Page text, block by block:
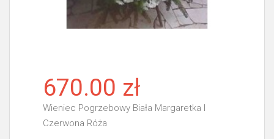
670.00 zł
Wieniec Pogrzebowy Biała Margaretka I
Czerwona Róża